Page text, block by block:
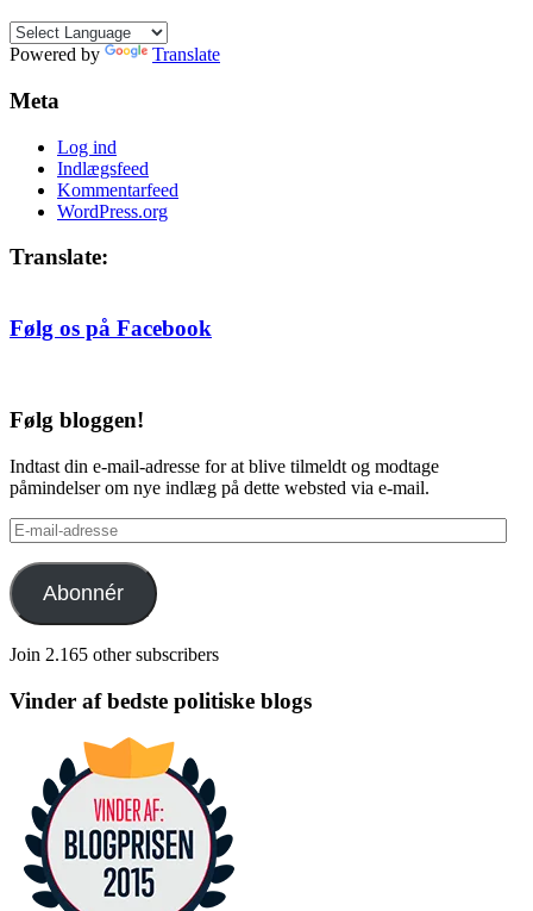
måned
Powered by Translate
Meta
Log ind
Indlægsfeed
Kommentarfeed
WordPress.org
Translate:
Følg os på Facebook
Følg bloggen!
Indtast din e-mail-adresse for at blive tilmeldt og modtage
påmindelser om nye indlæg på dette websted via e-mail.
E-
mail-
adresse
Abonnér
Join 2.165 other subscribers
Vinder af bedste politiske blogs